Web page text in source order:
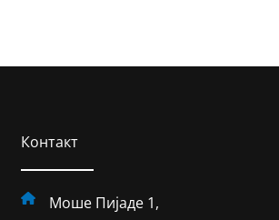
Контакт
Моше Пијаде 1,